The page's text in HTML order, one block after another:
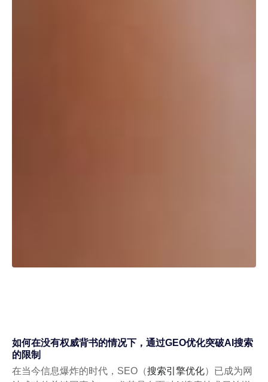
如何在没有权威背书的情况下，通过GEO优化突破AI搜索
的限制
在当今信息爆炸的时代，SEO（搜索引擎优化）已成为网